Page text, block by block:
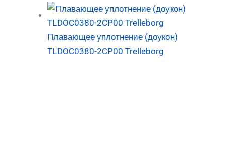
Плавающее уплотнение (доукон)
TLDOC0380-2CP00 Trelleborg